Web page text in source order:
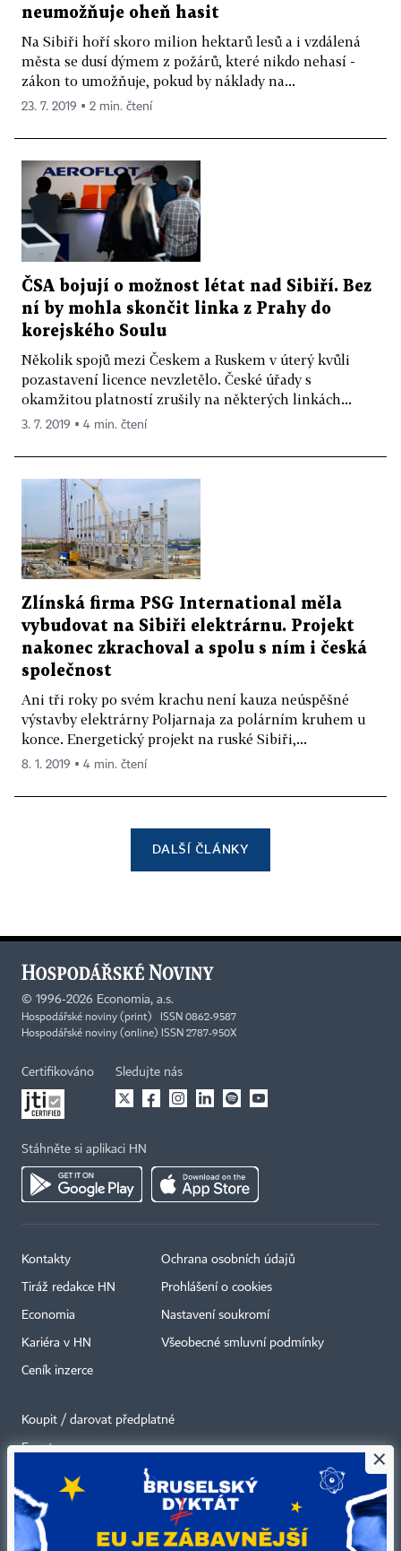
neumožňuje oheň hasit
Na Sibiři hoří skoro milion hektarů lesů a i vzdálená
města se dusí dýmem z požárů, které nikdo nehasí -
zákon to umožňuje, pokud by náklady na...
23. 7. 2019 ▪ 2 min. čtení
ČSA bojují o možnost létat nad Sibiří. Bez
ní by mohla skončit linka z Prahy do
korejského Soulu
Několik spojů mezi Českem a Ruskem v úterý kvůli
pozastavení licence nevzletělo. České úřady s
okamžitou platností zrušily na některých linkách...
3. 7. 2019 ▪ 4 min. čtení
Zlínská firma PSG International měla
vybudovat na Sibiři elektrárnu. Projekt
nakonec zkrachoval a spolu s ním i česká
společnost
Ani tři roky po svém krachu není kauza neúspěšné
výstavby elektrárny Poljarnaja za polárním kruhem u
konce. Energetický projekt na ruské Sibiři,...
8. 1. 2019 ▪ 4 min. čtení
DALŠÍ ČLÁNKY
© 1996-2026 Economia, a.s.
Hospodářské noviny (print) ISSN 0862-9587
Hospodářské noviny (online) ISSN 2787-950X
Certifikováno Sledujte nás
Stáhněte si aplikaci HN
Kontakty
Tiráž redakce HN
Economia
Kariéra v HN
Ceník inzerce
Ochrana osobních údajů
Prohlášení o cookies
Nastavení soukromí
Všeobecné smluvní podmínky
Koupit / darovat předplatné
Eventy
Newslettery
RSS kanály
×